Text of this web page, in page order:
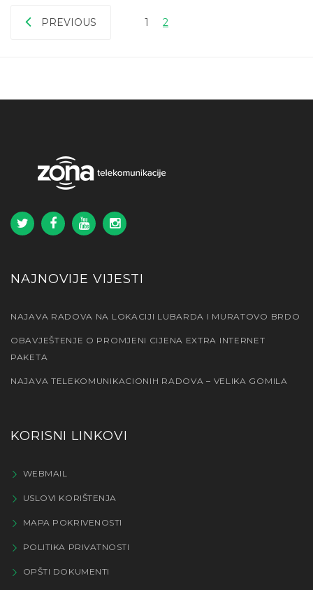
PREVIOUS 1 2
NAJNOVIJE VIJESTI
NAJAVA RADOVA NA LOKACIJI LUBARDA I MURATOVO BRDO
OBAVJEŠTENJE O PROMJENI CIJENA EXTRA INTERNET
PAKETA
NAJAVA TELEKOMUNIKACIONIH RADOVA – VELIKA GOMILA
KORISNI LINKOVI
WEBMAIL
USLOVI KORIŠTENJA
MAPA POKRIVENOSTI
POLITIKA PRIVATNOSTI
OPŠTI DOKUMENTI